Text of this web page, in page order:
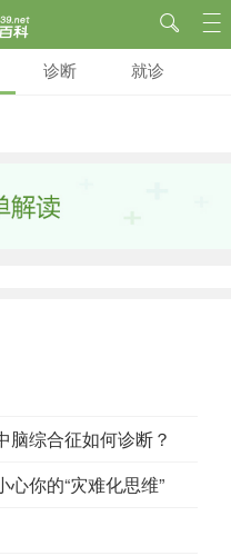
诊断 就诊
脑综合征如何诊断？
你的“灾难化思维”